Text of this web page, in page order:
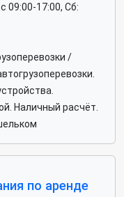
09:00-17:00, Сб:
/
Наличный расчёт.
по аренде